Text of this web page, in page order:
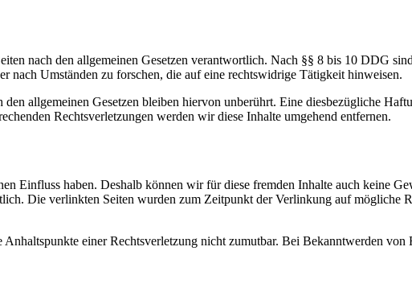
nach den allgemeinen Gesetzen verantwortlich. Nach §§ 8 bis 10 DDG
nach Umständen zu forschen, die auf eine rechtswidrige Tätigkeit hinweisen.
allgemeinen Gesetzen bleiben hiervon unberührt. Eine diesbezügliche
Rechtsverletzungen werden wir diese Inhalte umgehend entfernen.
Einfluss haben. Deshalb können wir für diese fremden Inhalte auch keine
Die verlinkten Seiten wurden zum Zeitpunkt der Verlinkung auf mögliche
einer Rechtsverletzung nicht zumutbar. Bei Bekanntwerden